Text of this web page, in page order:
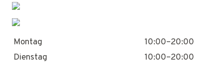
Montag
10:00–20:00
Dienstag
10:00–20:00